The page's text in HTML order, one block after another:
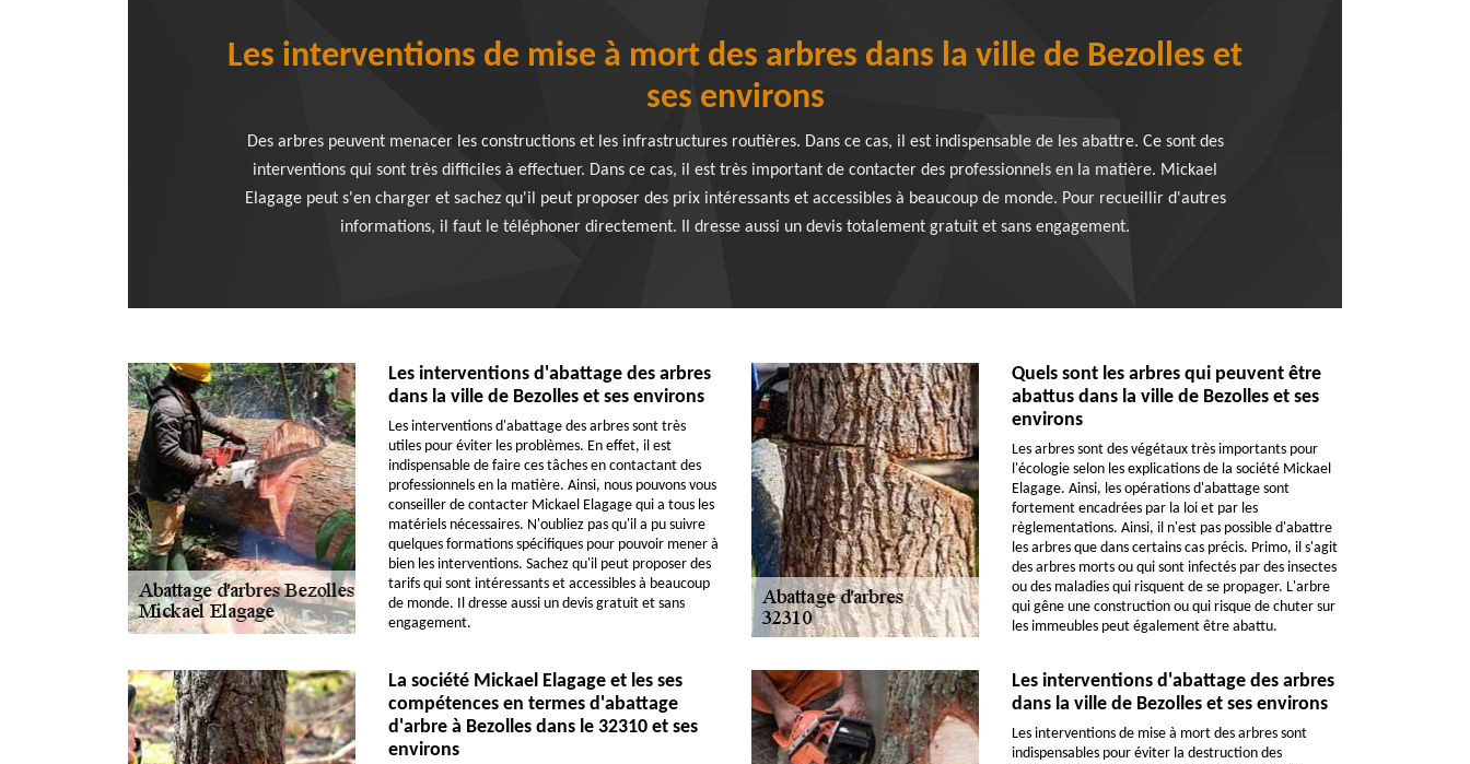
Les interventions de mise à mort des arbres dans la ville de Bezolles et
ses environs
Des arbres peuvent menacer les constructions et les infrastructures routières. Dans ce cas, il est indispensable de les abattre. Ce sont des
interventions qui sont très difficiles à effectuer. Dans ce cas, il est très important de contacter des professionnels en la matière. Mickael
Elagage peut s'en charger et sachez qu'il peut proposer des prix intéressants et accessibles à beaucoup de monde. Pour recueillir d'autres
informations, il faut le téléphoner directement. Il dresse aussi un devis totalement gratuit et sans engagement.
Les interventions d'abattage des arbres
dans la ville de Bezolles et ses environs
Les interventions d'abattage des arbres sont très
utiles pour éviter les problèmes. En effet, il est
indispensable de faire ces tâches en contactant des
professionnels en la matière. Ainsi, nous pouvons vous
conseiller de contacter Mickael Elagage qui a tous les
matériels nécessaires. N'oubliez pas qu'il a pu suivre
quelques formations spécifiques pour pouvoir mener à
bien les interventions. Sachez qu'il peut proposer des
tarifs qui sont intéressants et accessibles à beaucoup
de monde. Il dresse aussi un devis gratuit et sans
engagement.
Quels sont les arbres qui peuvent être
abattus dans la ville de Bezolles et ses
environs
Les arbres sont des végétaux très importants pour
l'écologie selon les explications de la société Mickael
Elagage. Ainsi, les opérations d'abattage sont
fortement encadrées par la loi et par les
règlementations. Ainsi, il n'est pas possible d'abattre
les arbres que dans certains cas précis. Primo, il s'agit
des arbres morts ou qui sont infectés par des insectes
ou des maladies qui risquent de se propager. L'arbre
qui gêne une construction ou qui risque de chuter sur
les immeubles peut également être abattu.
La société Mickael Elagage et les ses
compétences en termes d'abattage
d'arbre à Bezolles dans le 32310 et ses
environs
Les interventions d'abattage des arbres
dans la ville de Bezolles et ses environs
Les interventions de mise à mort des arbres sont
indispensables pour éviter la destruction des